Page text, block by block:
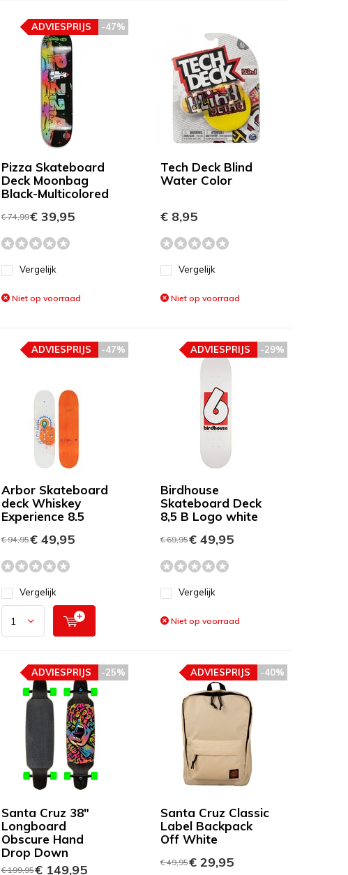
Pizza Skateboard
Deck Moonbag
Black-Multicolored
-47%
ADVIESPRIJS
€ 74,99€ 39,95
Vergelijk
Niet op voorraad
Tech Deck Blind
Water Color
€ 8,95
Vergelijk
Niet op voorraad
Arbor Skateboard
deck Whiskey
Experience 8.5
-47%
ADVIESPRIJS
€ 94,95€ 49,95
Vergelijk
Birdhouse
Skateboard Deck
8,5 B Logo white
-29%
ADVIESPRIJS
€ 69,95€ 49,95
Vergelijk
Niet op voorraad
Santa Cruz 38"
Longboard
Obscure Hand
Drop Down
-25%
ADVIESPRIJS
€ 199,95€ 149,95
Santa Cruz Classic
Label Backpack
Off White
-40%
ADVIESPRIJS
€ 49,95€ 29,95